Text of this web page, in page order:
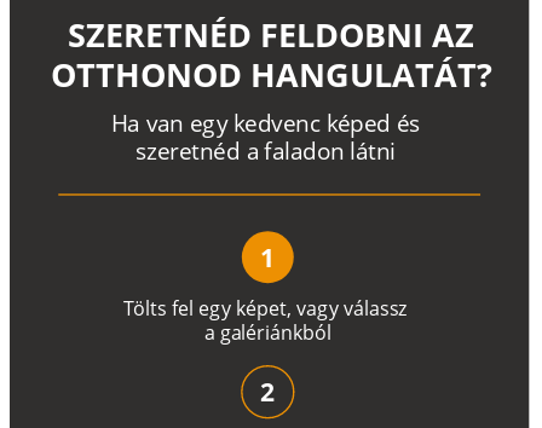
Tölts fel egy képet, vagyválassz
a galériánkból
Ha van egy kedvenc képed és
szeretnéd a faladon látni
SZERETNÉD FELDOBNI AZ
OTTHONOD HANGULATÁT?
1
2